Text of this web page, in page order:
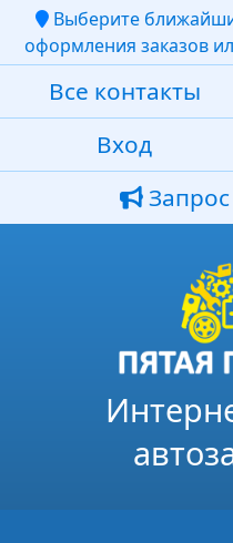
Выберите
оформления заказов
Все контакты
Вход
Запрос